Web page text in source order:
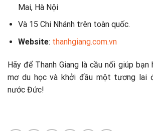
Mai, Hà Nội
Và 15 Chi Nhánh trên toàn quốc.
Website: thanhgiang.com.vn
Hãy để Thanh Giang là cầu nối giúp
mơ du học và khởi đầu một tương lai
nước Đức!